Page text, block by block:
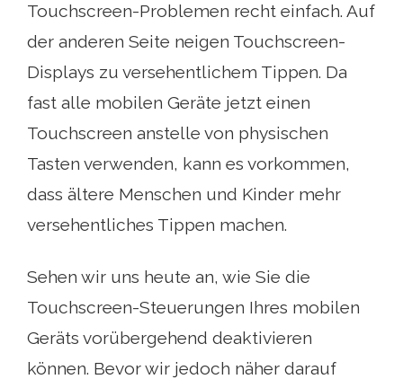
Touchscreen-Problemen recht einfach. Auf
der anderen Seite neigen Touchscreen-
Displays zu versehentlichem Tippen. Da
fast alle mobilen Geräte jetzt einen
Touchscreen anstelle von physischen
Tasten verwenden, kann es vorkommen,
dass ältere Menschen und Kinder mehr
versehentliches Tippen machen.
Sehen wir uns heute an, wie Sie die
Touchscreen-Steuerungen Ihres mobilen
Geräts vorübergehend deaktivieren
können. Bevor wir jedoch näher darauf